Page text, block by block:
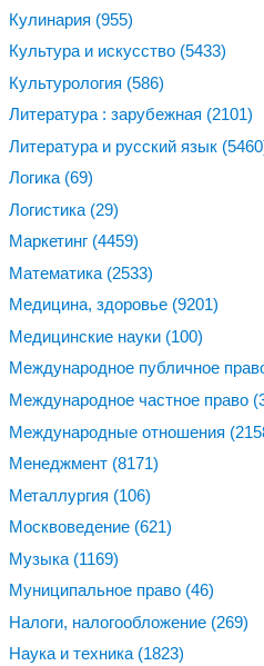
Кулинария (955)
Культура и искусство (5433)
Культурология (586)
Литература : зарубежная (2101)
Литература и русский язык
Логика (69)
Логистика (29)
Маркетинг (4459)
Математика (2533)
Медицина, здоровье (9201)
Медицинские науки (100)
Международное публичное
Международное частное право
Международные отношения
Менеджмент (8171)
Металлургия (106)
Москвоведение (621)
Музыка (1169)
Муниципальное право (46)
Налоги, налогообложение (269)
Наука и техника (1823)